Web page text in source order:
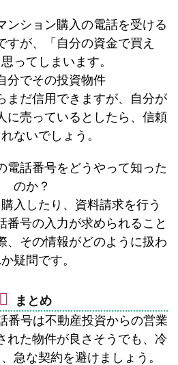
ンション購入の電話を受ける
すが、「自分の資金で買え
ってしまいます。
分でその投資物件
まだ信用できますが、自分が
に売っているとしたら、信頼
ないでしょう。
電話番号をどうやって知った
のか？
入したり、資料請求を行う
番号の入力が求められること
、その情報がどのように扱わ
疑問です。
まとめ
番号は不動産投資からの営業
れた物件が良さそうでも、冷
急な契約を避けましょう。